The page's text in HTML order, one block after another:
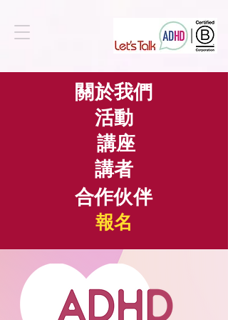
關於我們
活動
講座
講者
合作伙伴
​報名